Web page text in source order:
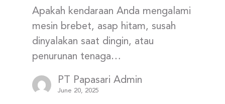
Apakah kendaraan Anda mengalami
mesin brebet, asap hitam, susah
dinyalakan saat dingin, atau
penurunan tenaga…
PT Papasari Admin
June 20, 2025